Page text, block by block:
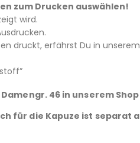
zum Drucken auswählen!
wird.
druckt, erfährst Du in
46 in unserem
für die Kapuze ist separat